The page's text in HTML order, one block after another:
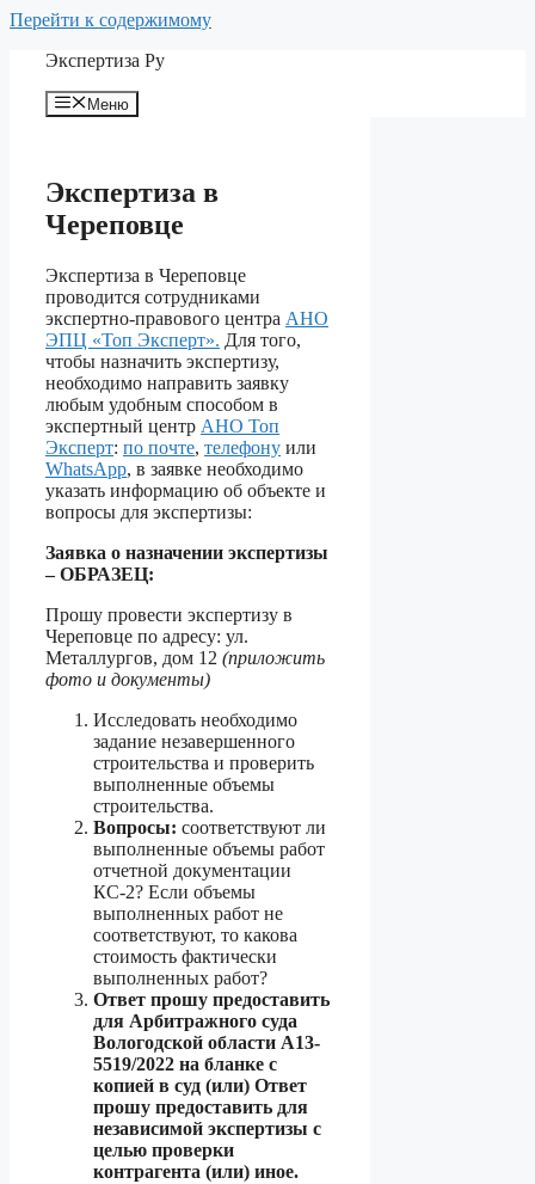
Перейти к содержимому
Экспертиза Ру
Меню
Экспертиза в
Череповце
Экспертиза в Череповце
проводится сотрудниками
экспертно-правового центра АНО
ЭПЦ «Топ Эксперт». Для того,
чтобы назначить экспертизу,
необходимо направить заявку
любым удобным способом в
экспертный центр АНО Топ
Эксперт: по почте, телефону или
WhatsApp, в заявке необходимо
указать информацию об объекте и
вопросы для экспертизы:
Заявка о назначении экспертизы
– ОБРАЗЕЦ:
Прошу провести экспертизу в
Череповце по адресу: ул.
Металлургов, дом 12 (приложить
фото и документы)
Исследовать необходимо
задание незавершенного
строительства и проверить
выполненные объемы
строительства.
Вопросы: соответствуют ли
выполненные объемы работ
отчетной документации
КС-2? Если объемы
выполненных работ не
соответствуют, то какова
стоимость фактически
выполненных работ?
Ответ прошу предоставить
для Арбитражного суда
Вологодской области А13-
5519/2022 на бланке с
копией в суд (или) Ответ
прошу предоставить для
независимой экспертизы с
целью проверки
контрагента (или) иное.